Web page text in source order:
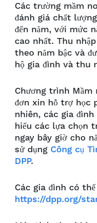
Các trường mầm
đánh giá chất
đến năm, với mức
cao nhất. Thu
theo năm bậc và
hộ gia đình và thu
Chương trình Mầm
đơn xin hỗ trợ học
nhiên, các gia
hiểu các lựa chọn
ngay bây giờ cho
sử dụng Công cụ
DPP.
Các gia đình có
https://dpp.org/